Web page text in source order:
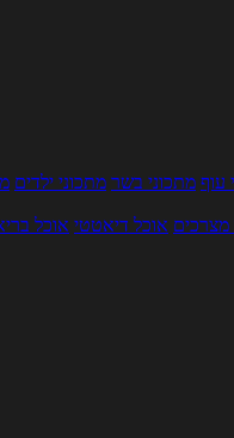
עוף מתכוני בשר מתכוני ילדים
מצרכים אוכל דיאטטי אוכל